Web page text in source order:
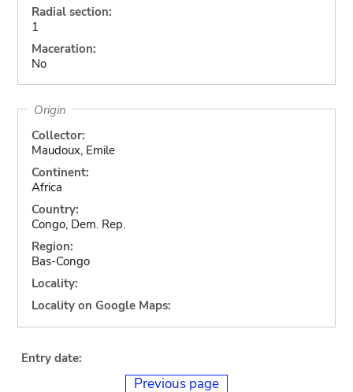
Radial section:
1
Maceration:
No
Origin
Collector:
Maudoux, Emile
Continent:
Africa
Country:
Congo, Dem. Rep.
Region:
Bas-Congo
Locality:
Locality on Google Maps:
Entry date:
Previous page